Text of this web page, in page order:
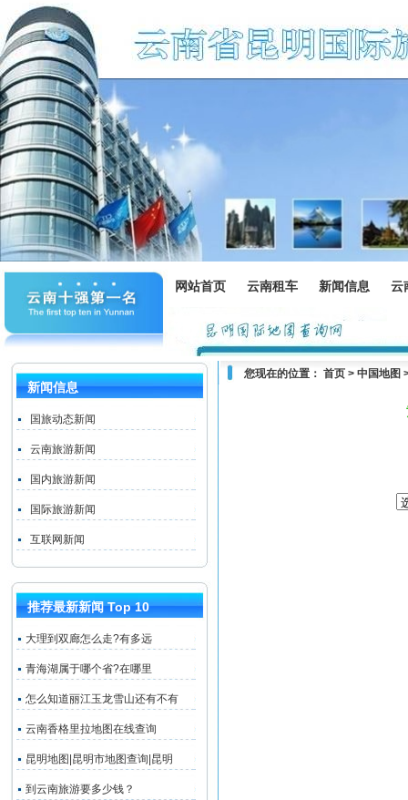
网站首页 云南租车 新闻信息 云
新闻信息
国旅动态新闻
云南旅游新闻
国内旅游新闻
国际旅游新闻
互联网新闻
推荐最新新闻 Top 10
大理到双廊怎么走?有多远
青海湖属于哪个省?在哪里
怎么知道丽江玉龙雪山还有不有
云南香格里拉地图在线查询
昆明地图|昆明市地图查询|昆明
到云南旅游要多少钱？
您现在的位置： 首页 > 中国地图